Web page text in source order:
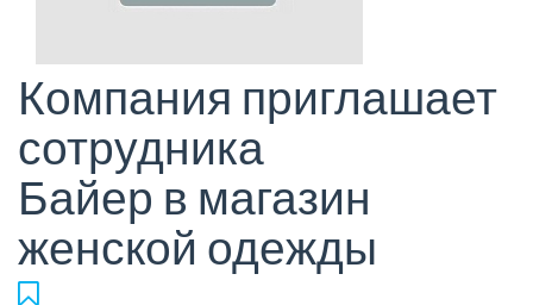
Компания приглашает
сотрудника
Байер в магазин
женской одежды